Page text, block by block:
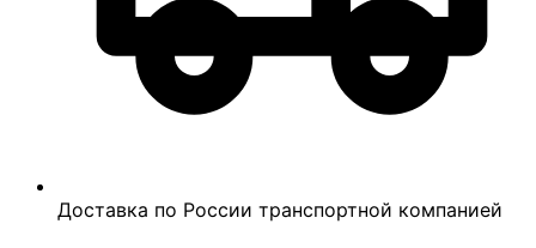
Доставка по России транспортной компанией